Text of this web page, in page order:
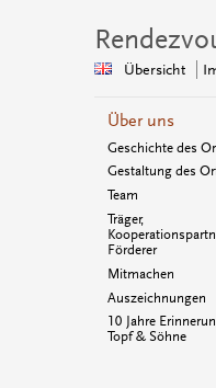
Übersicht
Über uns
Geschichte des
Gestaltung des
Team
Träger,
Förderer
Mitmachen
Auszeichnungen
10 Jahre
Topf & Söhne